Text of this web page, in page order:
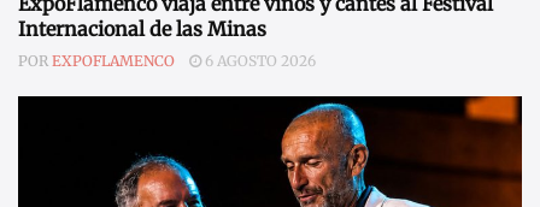
Internacional de las Minas
POR EXPOFLAMENCO 6 AGOSTO 2026